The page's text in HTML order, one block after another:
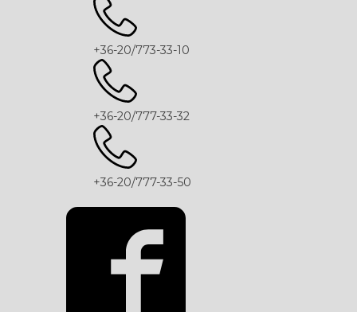
+36-20/773-33-10
+36-20/777-33-32
+36-20/777-33-50